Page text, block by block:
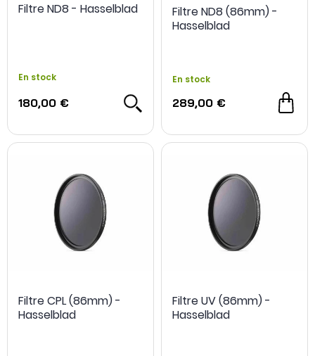
Filtre ND8 - Hasselblad
En stock
180,00 €
Filtre ND8 (86mm) -
Hasselblad
En stock
289,00 €
Filtre CPL (86mm) -
Hasselblad
Filtre UV (86mm) -
Hasselblad